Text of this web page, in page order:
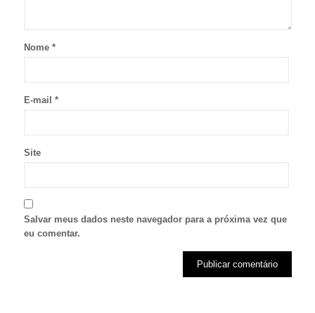
Nome *
E-mail *
Site
Salvar meus dados neste navegador para a próxima vez que
eu comentar.